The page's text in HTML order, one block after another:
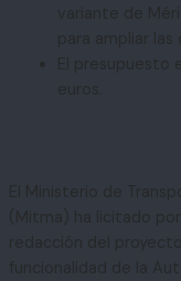
variante de
para ampliar
El presupuesto
euros.
El Ministerio de
(Mitma) ha licitado
redacción del
funcionalidad de la